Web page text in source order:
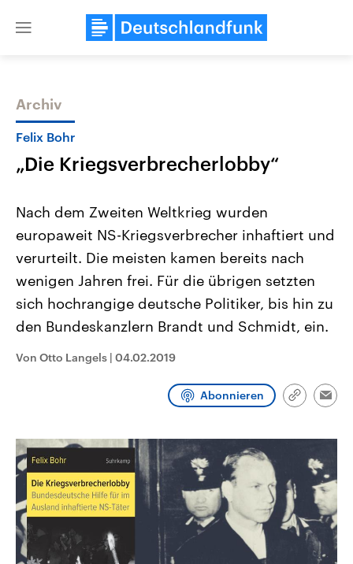
Close
Themen
Landtagswahl Sachsen-Anhalt
2026
Alle Informationen
Sachsen-Anhalt wählt am 6.
September 2026 einen neuen
Bundesland von einer Koalition aus
CDU, SPD und FDP regiert.-
Wahlprogramme, aktuelle Berichte
und Hintergründe zu den Parteien
USA
Aktuelle Beiträge,
Hintergründe
Wirtschaftlich und
gehören die Vereinigten
den mächtigsten Ländern
Programm Podcasts
Audio-Archiv
Archiv
Felix Bohr
„Die Kriegsverbrecherlobby“
Nach dem Zweiten Weltkrieg wurden
europaweit NS-Kriegsverbrecher inhaftiert und
verurteilt. Die meisten kamen bereits nach
wenigen Jahren frei. Für die übrigen setzten
sich hochrangige deutsche Politiker, bis hin zu
den Bundeskanzlern Brandt und Schmidt, ein.
Von Otto Langels | 04.02.2019
Abonnieren
Link